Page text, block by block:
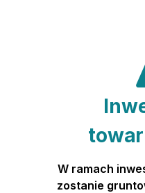
W ramach
zostanie